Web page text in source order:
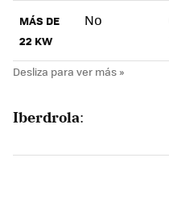
MÁS DE
22 KW
No
Iberdrola: